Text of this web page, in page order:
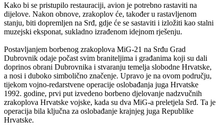
Kako bi se pristupilo restauraciji, avion je potrebno rastaviti na
dijelove. Nakon obnove, zrakoplov će, također u rastavljenom
stanju, biti dopremljen na Srđ, gdje će se sastaviti i izložiti kao stalni
muzejski eksponat, sukladno izrađenom idejnom rješenju.
Postavljanjem borbenog zrakoplova MiG-21 na Srđu Grad
Dubrovnik odaje počast svim braniteljima i građanima koji su dali
doprinos obrani Dubrovnika i stvaranju temelja slobodne Hrvatske,
a nosi i duboko simbolično značenje. Upravo je na ovom području,
tijekom vojno-redarstvene operacije oslobađanja juga Hrvatske
1992. godine, prvi put izvedeno borbeno djelovanje nadzvučnih
zrakoplova Hrvatske vojske, kada su dva MiG-a preletjela Srđ. Ta je
operacija bila ključna za oslobađanje krajnjeg juga Republike
Hrvatske.